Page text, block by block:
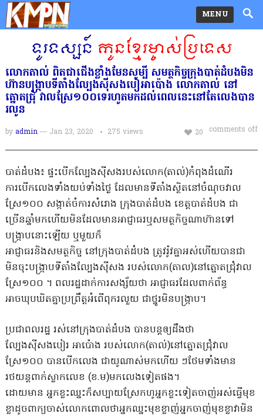
MENU
លោកតាល់​ ពិតជាជេីងខ្លាំងមែនសូម្បី សមត្ថកិច្ចក្រុងបាត់ដំបងមិន
ហ៊ានបង្ក្រាបទីតាំងល្បែងសុីសងបៀអាប៉ោង​ លោកតាល់​ នៅ
ត្នោតជ្រុំ វាលស្រែ១០០ទេរហូតមកដល់ពេលនេះនៅតែលេងបាន
រលូន
by admin — Jan 23, 2020 275 views comments off
20
បាត់ដំបង៖ ផ្ទះបេីកល្បែងស៊ីសងរបស់លោក(តាល់)កំពុងដំណើរ
ការបើកលេងទាំងយប់ទាំងថ្ងៃ ដែលមានទីតាំងស្ថិតនៅចំណុចវាល
ស្រែ១០០ សង្កាត់ចំការសំរោង ក្រុងបាត់ដំបង ខេត្តបាត់ដំបង ជា
ច្រើនឆ្នាំមកហើយមិនដែលមានអាជ្ញាធរឬសមត្ថកិច្ចណាហ៊ានទៅ
បង្ក្រាបនោះឡើយ ឬមួយក៏
អាជ្ញាធរនិងសមត្ថកិច្ច នៅក្រុងបាត់ដំបង ត្រូវរ៉ូវគ្នាអស់ហើយបានជា
មិនចុះបង្ក្រាបទីតាំងល្បែងស៊ីសង របស់លោក(តាល)នៅត្នោតជ្រុំវាល
ស្រែ១០០ ។ ពលរដ្ឋដាក់ការសង្ស័យថា អាជ្ញាធរដែលពាក់ព័ន្ធ
អាចឃុបឃិតគ្នាប្រព្រឹត្តអំពើពុករលួយ ជាថ្នូរមិនបង្ក្រាប។
ប្រជាពលរដ្ឋ រស់នៅក្រុងបាត់ដំបង បានបន្តឲ្យដឹងថា
ល្បែងសុីសងបៀរ អាប៉ោង របស់លោក(តាល់)នៅត្នោតជ្រុំវាល
ស្រែ១០០ បានបើកលេង ជាយូណាស់មកហើយ ៗថែមទាំងមាន
រថយន្ដពាក់ស្លាកលេខ​ (ខ.ម)មកលេងទៀតផង។
ដោយមាន អ្នកខ្លះឈ្នះក៏សប្បាយស្រែកហូអ្នកខ្លះទៀតចាញ់អស់ធ្វើមុខ
ខ្លាដូចពាក្យចាស់លោកពោលថាអ្នកឈ្នះមុខខ្លាញ់អ្នកចាញ់មុខខ្លាវាមិន